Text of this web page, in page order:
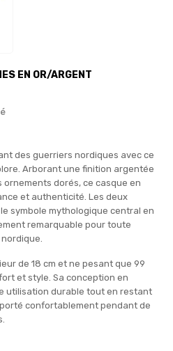
EN OR/ARGENT
des guerriers nordiques avec ce
Arborant une finition argentée
dorés, ce casque en
et authenticité. Les deux
symbole mythologique central en
remarquable pour toute
de 18 cm et ne pesant que 99
et style. Sa conception en
utilisation durable tout en restant
confortablement pendant de